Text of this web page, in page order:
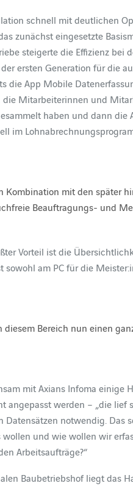
schnell mit deutlichen
zunächst eingesetzte
steigerte die Effizienz
ersten Generation für die
die App Mobile
Mitarbeiterinnen und
haben und dann die
im
Kombination mit den später
Beauftragungs- und
Vorteil ist die
sowohl am PC für die
diesem Bereich nun einen
mit Axians Infoma einige
angepasst werden – „die lief
Datensätzen notwendig.
und wie wollen wir
Arbeitsaufträge?“
Baubetriebshof liegt das